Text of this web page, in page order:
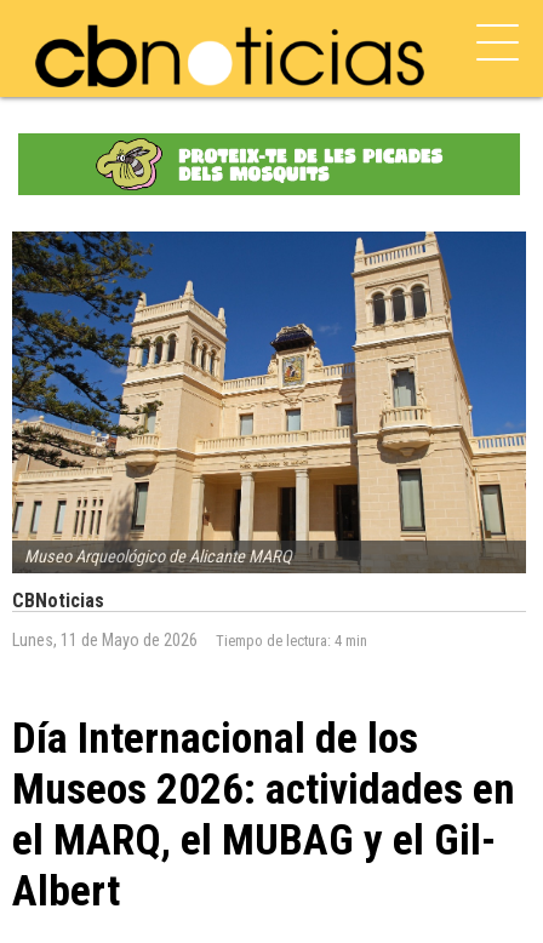
Museo Arqueológico de Alicante MARQ
CBNoticias
Lunes, 11 de Mayo de 2026 Tiempo de lectura: 4 min
Día Internacional de los
Museos 2026: actividades en
el MARQ, el MUBAG y el Gil-
Albert